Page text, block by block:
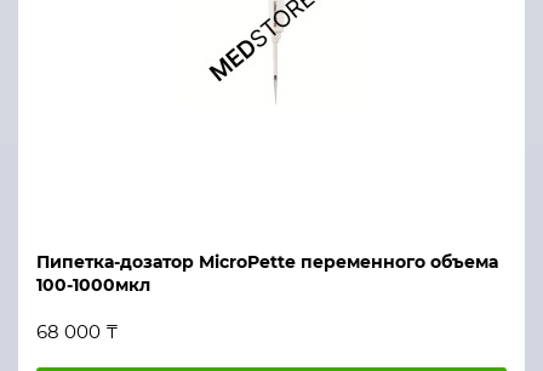
Пипетка-дозатор MicroPette переменного объема
100-1000мкл
68 000 ₸